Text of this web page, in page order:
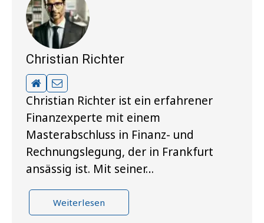
Christian Richter
Christian Richter ist ein erfahrener
Finanzexperte mit einem
Masterabschluss in Finanz- und
Rechnungslegung, der in Frankfurt
ansässig ist. Mit seiner…
Weiterlesen